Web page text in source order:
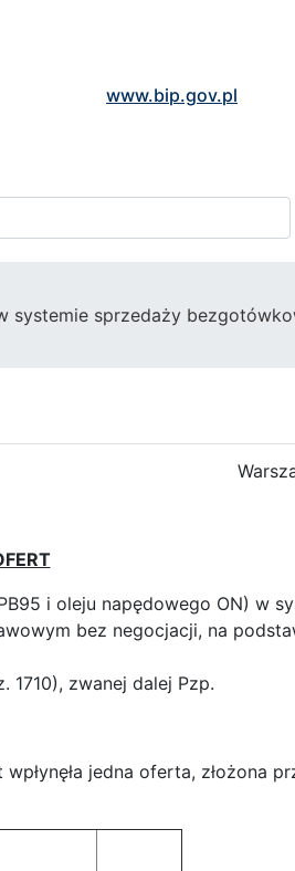
www.bip.gov.pl
systemie sprzedaży
i oleju napędowego ON) w
bez negocjacji, na
1710), zwanej dalej Pzp.
jedna oferta, złożona